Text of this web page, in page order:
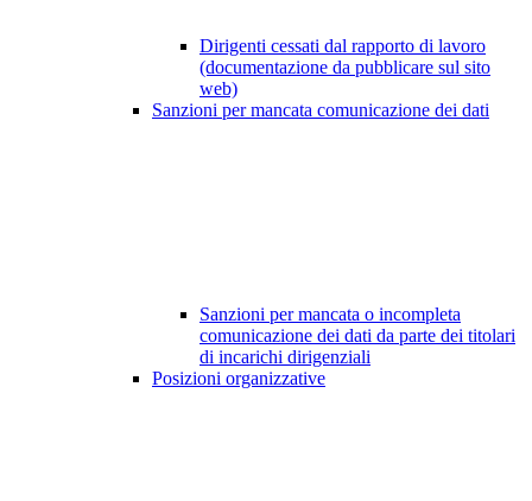
Dirigenti cessati dal rapporto di lavoro
(documentazione da pubblicare sul sito
web)
Sanzioni per mancata comunicazione dei dati
Sanzioni per mancata o incompleta
comunicazione dei dati da parte dei titolari
di incarichi dirigenziali
Posizioni organizzative